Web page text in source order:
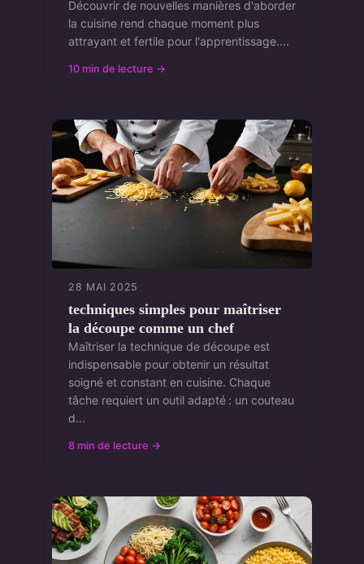
Découvrir de nouvelles manières d'aborder
la cuisine rend chaque moment plus
attrayant et fertile pour l'apprentissage....
10 min de lecture →
28 MAI 2025
techniques simples pour maîtriser
la découpe comme un chef
Maîtriser la technique de découpe est
indispensable pour obtenir un résultat
soigné et constant en cuisine. Chaque
tâche requiert un outil adapté : un couteau
d...
8 min de lecture →